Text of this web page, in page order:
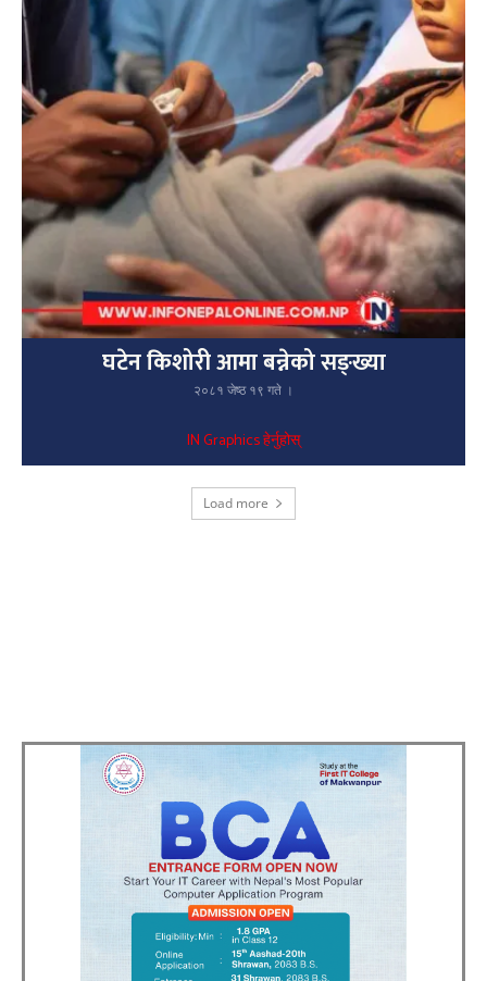
घटेन किशोरी आमा बन्नेको सङ्ख्या
२०८१ जेष्ठ १९ गते ।
IN Graphics हेर्नुहोस्
Load more